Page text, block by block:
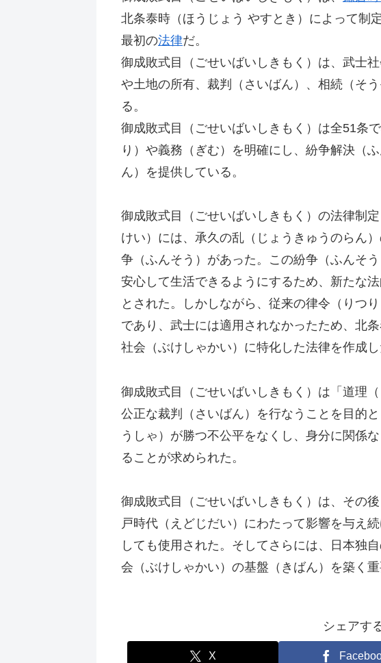
北条泰時（ほうじょう やすとき）によって制
最初の法律だ。
御成敗式目（ごせいばいしきもく）は、武士
や土地の所有、裁判（さいばん）、相続（そ
る。
御成敗式目（ごせいばいしきもく）は全51条
り）や義務（ぎむ）を明確にし、紛争解決（
ん）を提供している。
御成敗式目（ごせいばいしきもく）の法律制
けい）には、承久の乱（じょうきゅうのらん
争（ふんそう）があった。この紛争（ふんそ
安心して生活できるようにするため、新たな
とされた。しかしながら、従来の律令（りつ
であり、武士には適用されなかったため、北
社会（ぶけしゃかい）に特化した法律を作成し
御成敗式目（ごせいばいしきもく）は「道理
公正な裁判（さいばん）を行なうことを目的
うしゃ）が勝つ不公平をなくし、身分に関係
ることが求められた。
御成敗式目（ごせいばいしきもく）は、その後
戸時代（えどじだい）にわたって影響を与え
しても使用された。そしてさらには、日本独
会（ぶけしゃかい）の基盤（きばん）を築く重
シェアす
X